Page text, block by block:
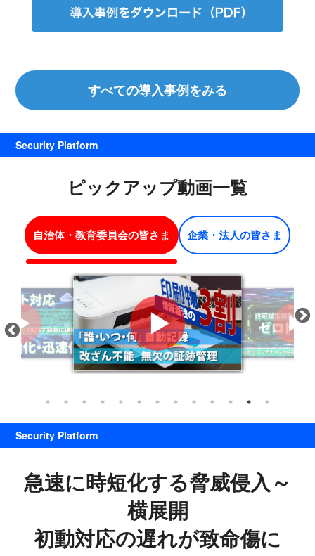
すべての導入事例をみる
Security Platform
ピックアップ動画一覧
自治体・教育委員会の皆さま 企業・法人の皆さま
正アクセス…未承認端末・シャドー
セス制御管理お手上げ！
Security Platform
急速に時短化する脅威侵入～
横展開
初動対応の遅れが致命傷に